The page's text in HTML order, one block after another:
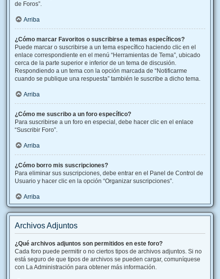
de Foros”.
Arriba
¿Cómo marcar Favoritos o suscribirse a temas específicos?
Puede marcar o suscribirse a un tema específico haciendo clic en el
enlace correspondiente en el menú “Herramientas de Tema”, ubicado
cerca de la parte superior e inferior de un tema de discusión.
Respondiendo a un tema con la opción marcada de “Notificarme
cuando se publique una respuesta” también le suscribe a dicho tema.
Arriba
¿Cómo me suscribo a un foro específico?
Para suscribirse a un foro en especial, debe hacer clic en el enlace
“Suscribir Foro”.
Arriba
¿Cómo borro mis suscripciones?
Para eliminar sus suscripciones, debe entrar en el Panel de Control de
Usuario y hacer clic en la opción “Organizar suscripciones”.
Arriba
Archivos Adjuntos
¿Qué archivos adjuntos son permitidos en este foro?
Cada foro puede permitir o no ciertos tipos de archivos adjuntos. Si no
está seguro de que tipos de archivos se pueden cargar, comuníquese
con La Administración para obtener más información.